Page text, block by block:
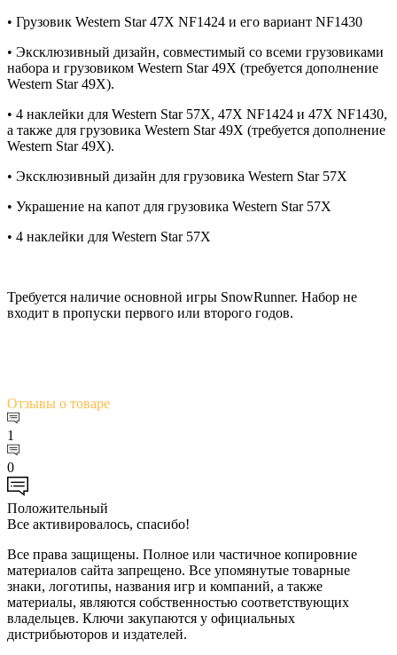
• Грузовик Western Star 47X NF1424 и его вариант NF1430
• Эксклюзивный дизайн, совместимый со всеми грузовиками
набора и грузовиком Western Star 49X (требуется дополнение
Western Star 49X).
• 4 наклейки для Western Star 57X, 47X NF1424 и 47X NF1430,
а также для грузовика Western Star 49X (требуется дополнение
Western Star 49X).
• Эксклюзивный дизайн для грузовика Western Star 57X
• Украшение на капот для грузовика Western Star 57X
• 4 наклейки для Western Star 57X
Требуется наличие основной игры SnowRunner. Набор не
входит в пропуски первого или второго годов.
Отзывы о товаре
1
0
Положительный
Все активировалось, спасибо!
Все права защищены. Полное или частичное копировние
материалов сайта запрещено. Все упомянутые товарные
знаки, логотипы, названия игр и компаний, а также
материалы, являются собственностью соответствующих
владельцев. Ключи закупаются у официальных
дистрибьюторов и издателей.